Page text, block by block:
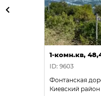
1-комн.кв,
ID: 9603
Фонтанская
Киевский район